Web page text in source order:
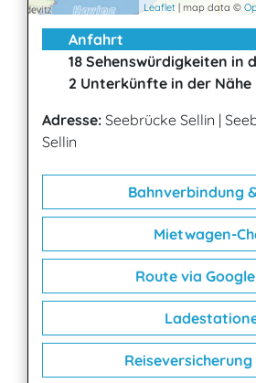
Leaflet | map data ©
Anfahrt
18 Sehenswürdigkeiten in
2 Unterkünfte in der Nähe
Adresse: Seebrücke Sellin |
Sellin
Bahnverbindung
Mietwagen-
Route via
Reiseversicherung